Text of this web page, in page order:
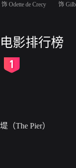
饰 Odette de Crecy 饰
电影排行榜
堤（The Pier）